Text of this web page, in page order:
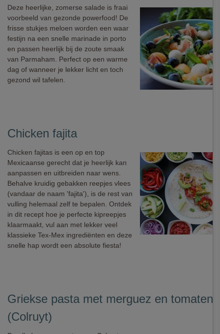
Deze heerlijke, zomerse salade is fraai
voorbeeld van gezonde powerfood! De
frisse stukjes meloen worden een waar
festijn na een snelle marinade in porto
en passen heerlijk bij de zoute smaak
van Parmaham. Perfect op een warme
dag of wanneer je lekker licht en toch
gezond wil tafelen.
Chicken fajita
Chicken fajitas is een op en top
Mexicaanse gerecht dat je heerlijk kan
aanpassen en uitbreiden naar wens.
Behalve kruidig gebakken reepjes vlees
(vandaar de naam 'fajita'), is de rest van
vulling helemaal zelf te bepalen. Ontdek
in dit recept hoe je perfecte kipreepjes
klaarmaakt, vul aan met lekker veel
klassieke Tex-Mex ingrediënten en deze
snelle hap wordt een absolute fiesta!
Griekse pasta met merguez en
(Colruyt)